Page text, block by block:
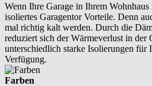
Wenn Ihre Garage in Ihrem
isoliertes Garagentor Vorteile. Denn
mal richtig kalt werden. Durch die
reduziert sich der Wärmeverlust in der
unterschiedlich starke Isolierungen für
Verfügung.
Farben